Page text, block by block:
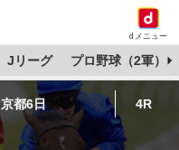
dメニュー
Jリーグ プロ野球（2軍）
都6日 4R